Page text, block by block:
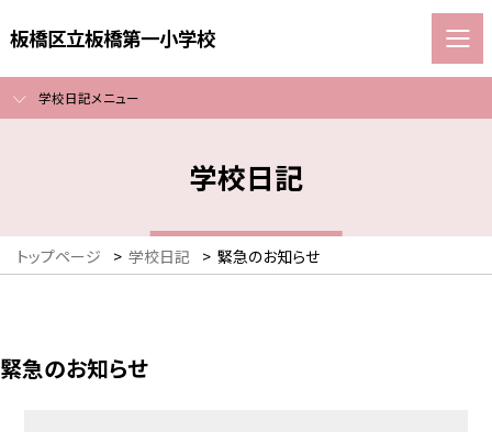
板橋区立板橋第一小学校
学校日記メニュー
学校日記
トップページ > 学校日記 > 緊急のお知らせ
緊急のお知らせ